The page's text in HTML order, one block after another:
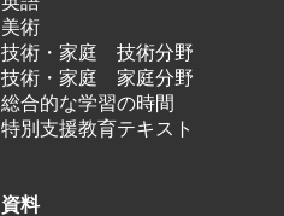
美術
技術・家庭 技術分野
技術・家庭 家庭分野
総合的な学習の時間
特別支援教育テキスト
資料